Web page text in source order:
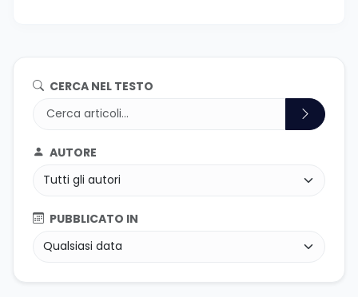
CERCA NEL TESTO
AUTORE
PUBBLICATO IN